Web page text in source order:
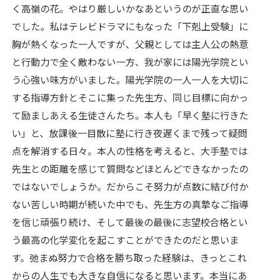
く高嶺の花。やはり厳しいかなあというのが正直な思い
でした。私はテレビドラマにもなった「下剋上受験」に
胸が熱くなった一人ですが、父親としては主人公の熱意
と行動力で全く敵わない一方、我が家には陽光学院とい
う心強い味方がいました。陽光学院の一人一人を大切に
する指導方針とそこに集った先生方、同じ目標に向かっ
て励ましあえる生徒さんたち。本人も「早く塾に行きた
い」と、放課後一目散に塾に行き夜遅くまで残って疑問
点を解消する日々。本人の性格を考えると、大手塾では
先生との距離を感じて質問などほとんどできなかったの
ではないでしょうか。だからこそ努力が点数に結び付か
ない苦しい時期が続いた中でも、先生方の真摯なご指導
を信じ頑張り続け、そして最後の最後に志望校合格とい
う最高の化学変化を起こすことができたのだと思いま
す。弛まぬ努力で合格を勝ち取った経験は、きっとこれ
からの人生でも大きな自信になると思います。本当にあ